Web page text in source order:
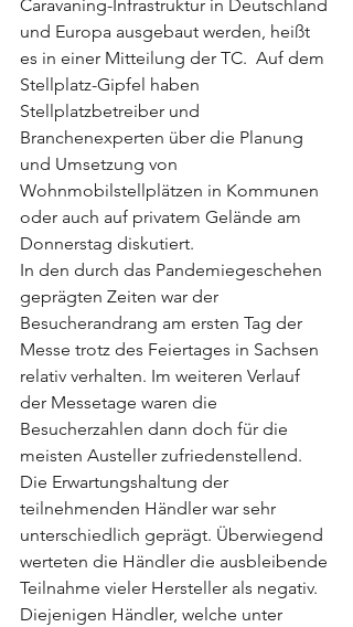
Caravaning-Infrastruktur in Deutschland
und Europa ausgebaut werden, heißt
es in einer Mitteilung der TC.  Auf dem
Stellplatz-Gipfel haben
Stellplatzbetreiber und
Branchenexperten über die Planung
und Umsetzung von
Wohnmobilstellplätzen in Kommunen
oder auch auf privatem Gelände am
Donnerstag diskutiert.
In den durch das Pandemiegeschehen
geprägten Zeiten war der
Besucherandrang am ersten Tag der
Messe trotz des Feiertages in Sachsen
relativ verhalten. Im weiteren Verlauf
der Messetage waren die
Besucherzahlen dann doch für die
meisten Austeller zufriedenstellend.
Die Erwartungshaltung der
teilnehmenden Händler war sehr
unterschiedlich geprägt. Überwiegend
werteten die Händler die ausbleibende
Teilnahme vieler Hersteller als negativ.
Diejenigen Händler, welche unter